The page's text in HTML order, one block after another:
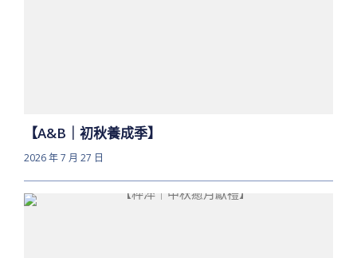
【A&B｜初秋養成季】
2026 年 7 月 27 日